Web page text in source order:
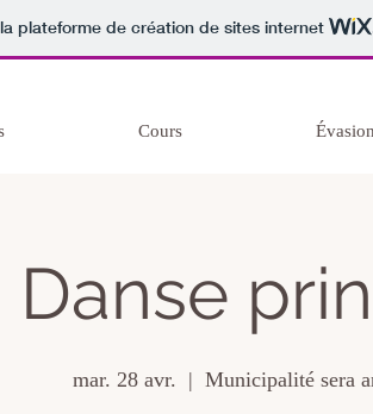
plateforme de création de sites internet
Cours
Danse
mar. 28 avr.
  |
Municipalité sera